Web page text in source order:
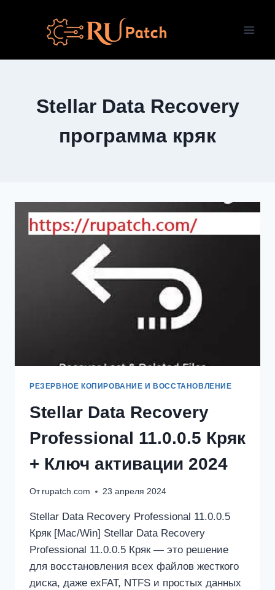
содержимому
Stellar Data Recovery
программа кряк
РЕЗЕРВНОЕ КОПИРОВАНИЕ И ВОССТАНОВЛЕНИЕ
Stellar Data Recovery
Professional 11.0.0.5 Кряк
+ Ключ активации 2024
От rupatch.com 23 апреля 2024
Stellar Data Recovery Professional 11.0.0.5
Кряк [Mac/Win] Stellar Data Recovery
Professional 11.0.0.5 Кряк — это решение
для восстановления всех файлов жесткого
диска, даже exFAT, NTFS и простых данных